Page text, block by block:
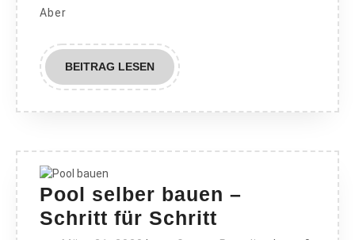
Aber
BEITRAG LESENBEITRAG
LESEN
Pool selber bauen –
Schritt für Schritt